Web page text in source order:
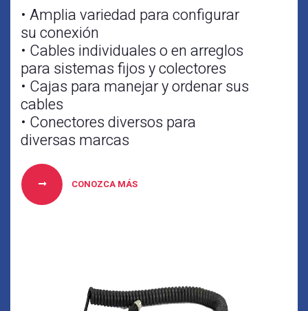
• Amplia variedad para configurar
su conexión
• Cables individuales o en arreglos
para sistemas fijos y colectores
• Cajas para manejar y ordenar sus
cables
• Conectores diversos para
diversas marcas
CONOZCA MÁS